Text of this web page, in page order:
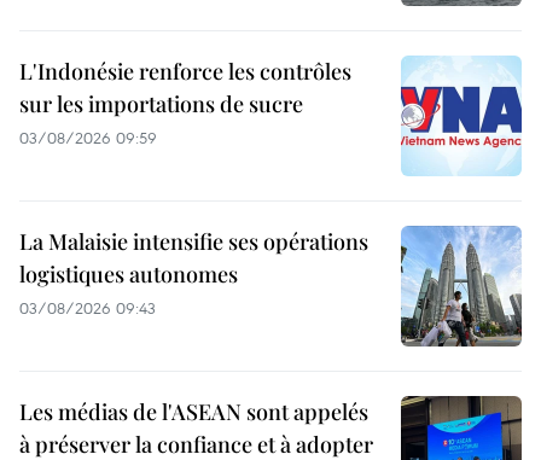
L'Indonésie renforce les contrôles
sur les importations de sucre
03/08/2026 09:59
La Malaisie intensifie ses opérations
logistiques autonomes
03/08/2026 09:43
Les médias de l'ASEAN sont appelés
à préserver la confiance et à adopter